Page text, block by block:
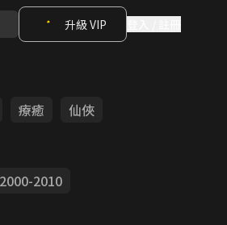
升級 VIP
療癒
仙俠
2000-2010